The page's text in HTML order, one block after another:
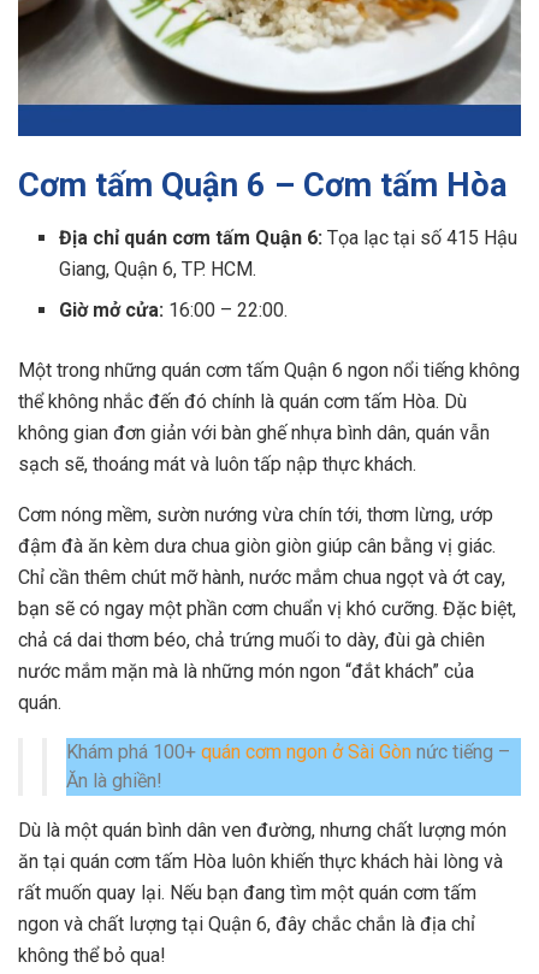
Cơm tấm Quận 6 – Cơm tấm Hòa
Địa chỉ quán cơm tấm Quận 6​:Tọa lạc tại số 415 Hậu
Giang, Quận 6, TP. HCM.
Giờ mở cửa: 16:00 – 22:00.
Một trong những quán cơm tấm Quận 6 ngon nổi tiếng không
thể không nhắc đến đó chính là quán cơm tấm Hòa. Dù
không gian đơn giản với bàn ghế nhựa bình dân, quán vẫn
sạch sẽ, thoáng mát và luôn tấp nập thực khách.
Cơm nóng mềm, sườn nướng vừa chín tới, thơm lừng, ướp
đậm đà ăn kèm dưa chua giòn giòn giúp cân bằng vị giác.
Chỉ cần thêm chút mỡ hành, nước mắm chua ngọt và ớt cay,
bạn sẽ có ngay một phần cơm chuẩn vị khó cưỡng. Đặc biệt,
chả cá dai thơm béo, chả trứng muối to dày, đùi gà chiên
nước mắm mặn mà là những món ngon “đắt khách” của
quán.
Khám phá 100+ quán cơm ngon ở Sài Gòn nức tiếng –
Ăn là ghiền!
Dù là một quán bình dân ven đường, nhưng chất lượng món
ăn tại quán cơm tấm Hòa luôn khiến thực khách hài lòng và
rất muốn quay lại. Nếu bạn đang tìm một quán cơm tấm
ngon và chất lượng tại Quận 6, đây chắc chắn là địa chỉ
không thể bỏ qua!